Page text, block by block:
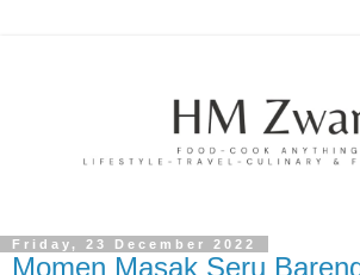
Friday, 23 December 2022
Momen Masak Seru